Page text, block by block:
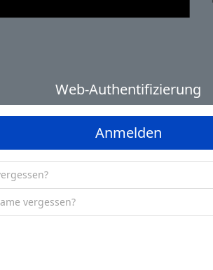
Web-Authentifizierung
Anmelden
vergessen?